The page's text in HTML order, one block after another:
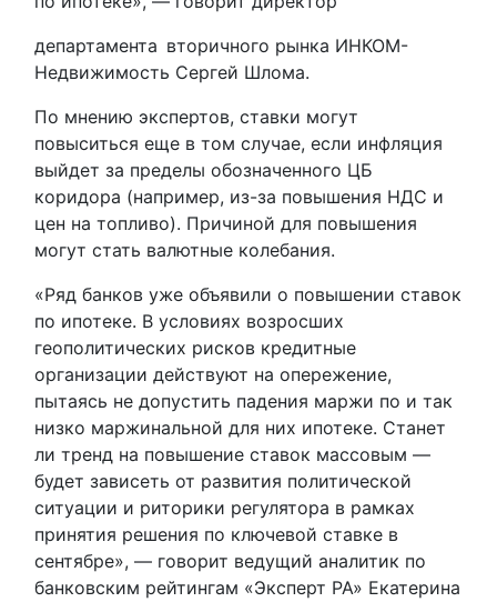
департамента вторичного рынка ИНКОМ-
Недвижимость Сергей Шлома.
По мнению экспертов, ставки могут
повыситься еще в том случае, если инфляция
выйдет за пределы обозначенного ЦБ
коридора (например, из-за повышения НДС и
цен на топливо). Причиной для повышения
могут стать валютные колебания.
«Ряд банков уже объявили о повышении ставок
по ипотеке. В условиях возросших
геополитических рисков кредитные
организации действуют на опережение,
пытаясь не допустить падения маржи по и так
низко маржинальной для них ипотеке. Станет
ли тренд на повышение ставок массовым —
будет зависеть от развития политической
ситуации и риторики регулятора в рамках
принятия решения по ключевой ставке в
сентябре», — говорит ведущий аналитик по
банковским рейтингам «Эксперт РА» Екатерина